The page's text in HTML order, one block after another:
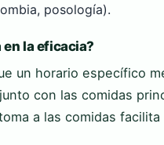
posología).
en la eficacia?
un horario específico
con las comidas
a las comidas